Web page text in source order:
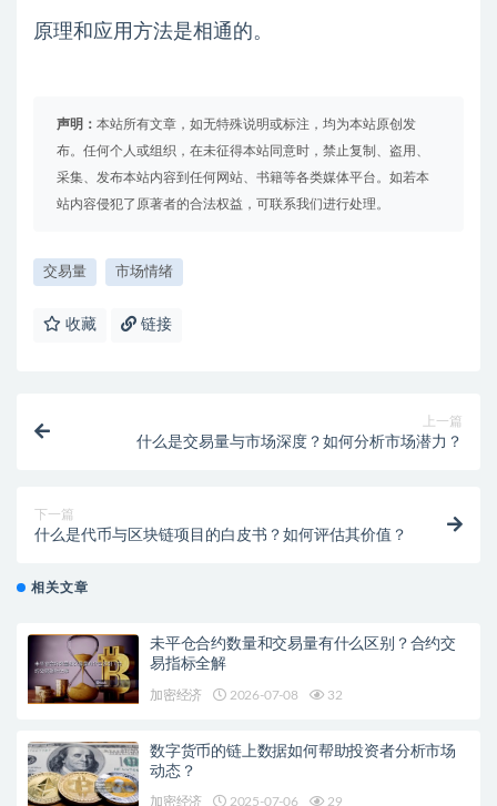
原理和应用方法是相通的。
声明： 本站所有文章，如无特殊说明或标注，均为本站原创发
布。任何个人或组织，在未征得本站同意时，禁止复制、盗用、
采集、发布本站内容到任何网站、书籍等各类媒体平台。如若本
站内容侵犯了原著者的合法权益，可联系我们进行处理。
交易量 市场情绪
收藏 链接
上一篇
什么是交易量与市场深度？如何分析市场潜力？
下一篇
什么是代币与区块链项目的白皮书？如何评估其价值？
相关文章
未平仓合约数量和交易量有什么区别？合约交
易指标全解
加密经济 2026-07-08 32
数字货币的链上数据如何帮助投资者分析市场
动态？
加密经济 2025-07-06 29